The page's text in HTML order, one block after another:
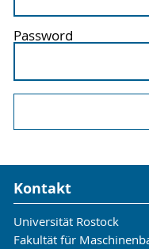
Password
Kontakt
Universität Rostock
Fakultät für